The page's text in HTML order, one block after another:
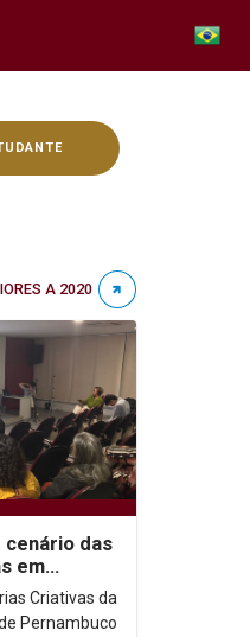
A 2020
cenário das
em
Criativas da
Pernambuco